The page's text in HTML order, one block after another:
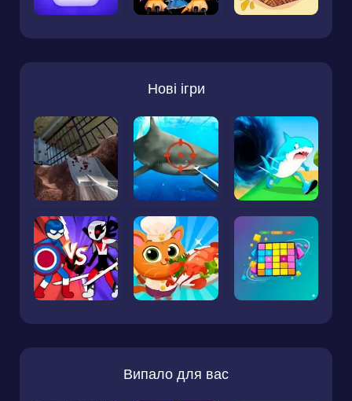
Нові ігри
Випало для вас